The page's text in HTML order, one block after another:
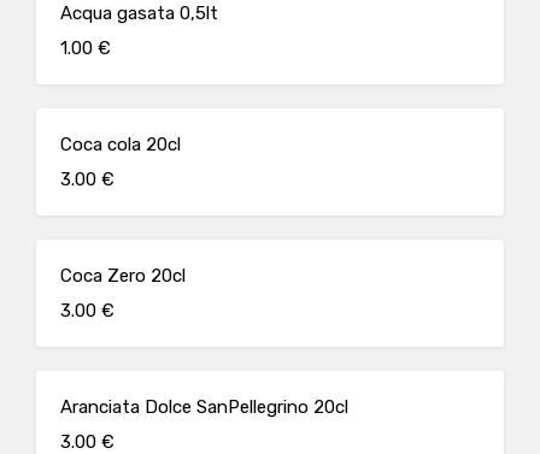
Acqua gasata 0,5lt
1.00 €
Coca cola 20cl
3.00 €
Coca Zero 20cl
3.00 €
Aranciata Dolce SanPellegrino 20cl
3.00 €